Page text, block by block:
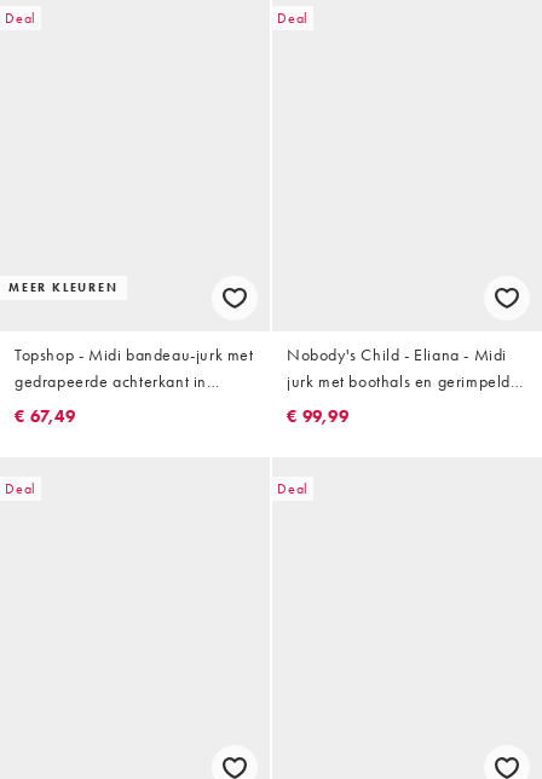
Deal
MEER KLEUREN
Topshop - Midi bandeau-jurk met
gedrapeerde achterkant in
lichtgeel
€ 67,49
Deal
Nobody's Child - Eliana - Midi
jurk met boothals en gerimpelde
rok in mintgroen
€ 99,99
Deal Deal